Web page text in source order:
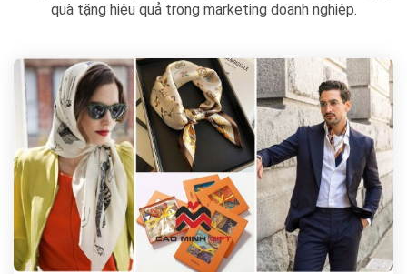
quà tặng hiệu quả trong marketing doanh nghiệp.